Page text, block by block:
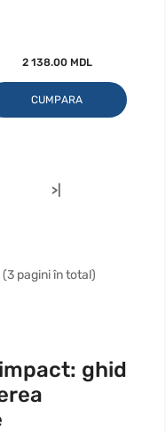
2 138.00 MDL
CUMPARA
>|
pagini în total)
ghid